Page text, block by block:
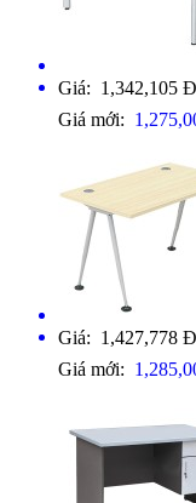
Giá: 1,342,105 Đ
Giá mới:
Giá: 1,427,778 Đ
Giá mới: